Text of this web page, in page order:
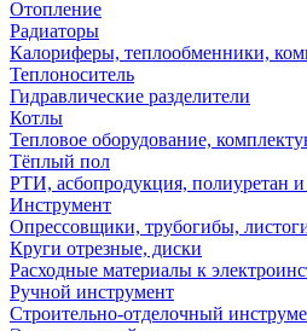
Отопление
Радиаторы
Калориферы, теплообменники,
Теплоноситель
Гидравлические разделители
Котлы
Тепловое оборудование,
Тёплый пол
РТИ, асбопродукция, полиуретан и
Инструмент
Опрессовщики, трубогибы,
Круги отрезные, диски
Расходные материалы к
Ручной инструмент
Строительно-отделочный